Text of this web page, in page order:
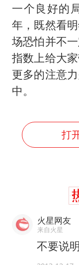
一个良好的
年，既然看
场恐怕并不
指数上给大
更多的注意
中。
打
火星网友
来自火星
不要说